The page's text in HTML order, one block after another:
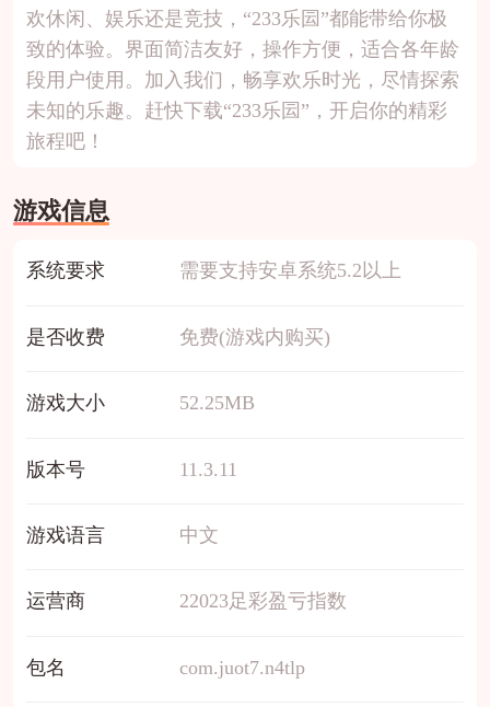
欢休闲、娱乐还是竞技，“233乐囩”都能带给你极
致的体验。界面简洁友好，操作方便，适合各年龄
段用户使用。加入我们，畅享欢乐时光，尽情探索
未知的乐趣。赶快下载“233乐囩”，开启你的精彩
旅程吧！
游戏信息
系统要求 需要支持安卓系统5.2以上
是否收费 免费(游戏内购买)
游戏大小 52.25MB
版本号 11.3.11
游戏语言 中文
运营商 22023足彩盈亏指数
包名 com.juot7.n4tlp